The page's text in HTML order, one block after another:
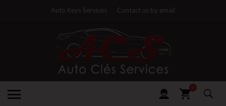
Auto Keys Services Contact us by email
0